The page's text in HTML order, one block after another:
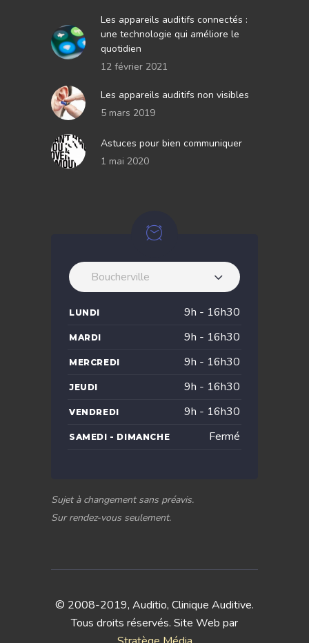
Les appareils auditifs connectés :
une technologie qui améliore le
quotidien
12 février 2021
Les appareils auditifs non visibles
5 mars 2019
Astuces pour bien communiquer
1 mai 2020
Boucherville
LUNDI 9h - 16h30
MARDI 9h - 16h30
MERCREDI 9h - 16h30
JEUDI 9h - 16h30
VENDREDI 9h - 16h30
SAMEDI - DIMANCHE Fermé
Sujet à changement sans préavis.
Sur rendez-vous seulement.
© 2008-2019, Auditio, Clinique Auditive.
Tous droits réservés. Site Web par